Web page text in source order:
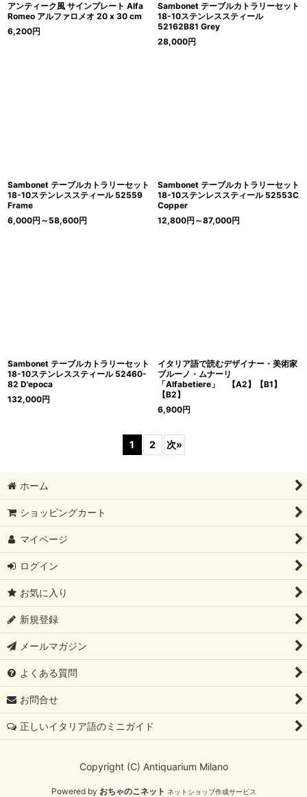
アンティーク風 サインプレート Alfa
Romeo アルファロメオ 20 x 30 cm
6,200円
Sambonet テーブルカトラリーセット
18-10ステンレススティール
52162B81 Grey
28,000円
Sambonet テーブルカトラリーセット
18-10ステンレススティール 52559
Frame
6,000円 ～58,600円
Sambonet テーブルカトラリーセット
18-10ステンレススティール 52553C
Copper
12,800円 ～87,000円
Sambonet テーブルカトラリーセット
18-10ステンレススティール 52460-
82 D'epoca
132,000円
イタリア語で読むデザイナー・美術家
ブルーノ・ムナーリ
「Alfabetiere」 【A2】【B1】
【B2】
6,900円
1 2 次»
ホーム
ショッピングカート
マイページ
ログイン
お気に入り
新規登録
メールマガジン
よくある質問
お問合せ
正しいイタリア語のミニガイド
Copyright (C) Antiquarium Milano
Powered by おちゃのこネット ネットショップ作成サービス